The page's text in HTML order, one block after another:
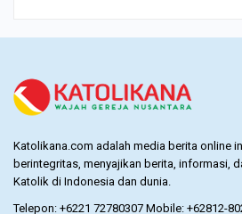
Katolikana.com adalah media berita online
berintegritas, menyajikan berita, informasi,
Katolik di Indonesia dan dunia.
Telepon: +6221 72780307 Mobile: +62812-